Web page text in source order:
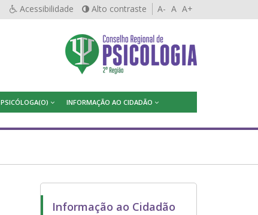
Acessibilidade Alto contraste A- A A+
PSICÓLOGA(O) INFORMAÇÃO AO CIDADÃO
Informação ao Cidadão